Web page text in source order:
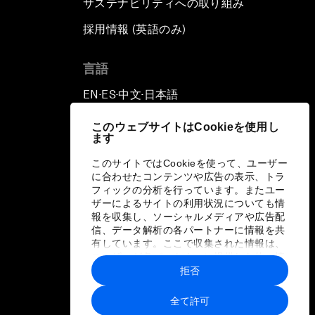
このウェブサイトはCookieを使用し
ます
このサイトではCookieを使って、ユーザー
に合わせたコンテンツや広告の表示、トラ
フィックの分析を行っています。またユー
ザーによるサイトの利用状況についても情
報を収集し、ソーシャルメディアや広告配
信、データ解析の各パートナーに情報を共
有しています。ここで収集された情報は、
ユーザーが各パートナーに提供した他の情
報や各パートナーのサービスを使用した際
に収集された情報と組み合わされ、各パー
トナーによって使用されることがありま
す。
全て許可
拒否
サステナビリティへの取り組み
採用情報 (英語のみ)
言語
EN ▪ ES▪中文▪ 日本語